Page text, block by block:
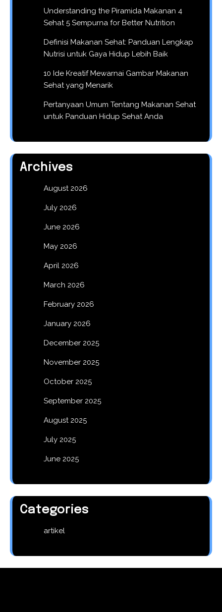
Understanding the Piramida Makanan 4
Sehat 5 Sempurna for Better Nutrition
Definisi Makanan Sehat: Panduan Lengkap
Nutrisi untuk Gaya Hidup Lebih Baik
10 Ide Kreatif Mewarnai Gambar Makanan
Sehat yang Menarik
Pertanyaan Umum Tentang Makanan Sehat
untuk Panduan Hidup Sehat Anda
Archives
August 2026
July 2026
June 2026
May 2026
April 2026
March 2026
February 2026
January 2026
December 2025
November 2025
October 2025
September 2025
August 2025
July 2025
June 2025
Categories
artikel